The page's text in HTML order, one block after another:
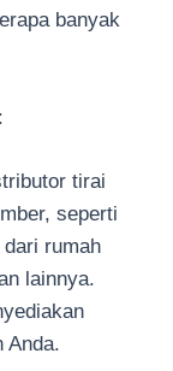
banyak
tirai
seperti
rumah
lainnya.
Anda.